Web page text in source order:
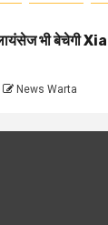
भी बेचेगी
News Warta